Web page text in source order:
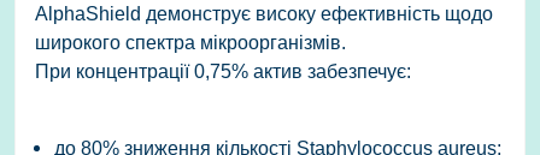
AlphaShield демонструє високу ефективність щодо
широкого спектра мікроорганізмів.
При концентрації 0,75% актив забезпечує:
до 80% зниження кількості Staphylococcus aureus;